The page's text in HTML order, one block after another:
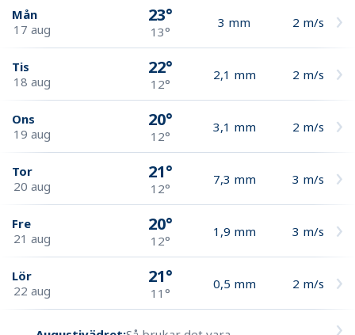
Mån
17 aug
23°
13°
3 mm 2 m/s
Tis
18 aug
22°
12°
2,1 mm 2 m/s
Ons
19 aug
20°
12°
3,1 mm 2 m/s
Tor
20 aug
21°
12°
7,3 mm 3 m/s
Fre
21 aug
20°
12°
1,9 mm 3 m/s
Lör
22 aug
21°
11°
0,5 mm 2 m/s